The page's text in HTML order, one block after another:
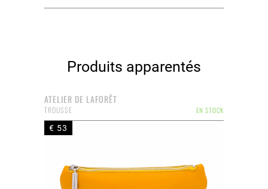
Produits apparentés
ATELIER DE LAFORÊT
EN STOCK
TROUSSE
€ 53